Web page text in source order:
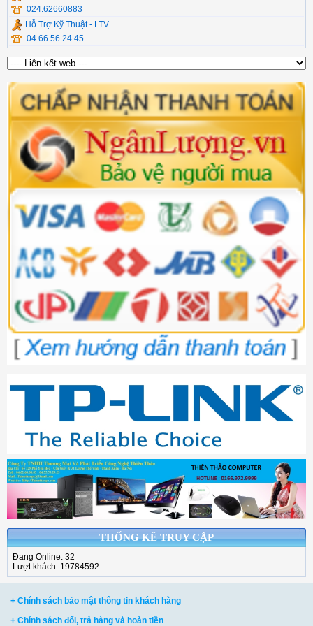
024.62660883
Hỗ Trợ Kỹ Thuật - LTV
04.66.56.24.45
THỐNG KÊ TRUY CẬP
Đang Online: 32
Lượt khách: 19784592
+ Chính sách bảo mật thông tin khách hàng
+ Chính sách đổi, trả hàng và hoàn tiền